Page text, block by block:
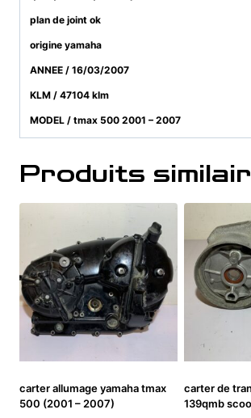
plan de joint ok
origine yamaha
ANNEE / 16/03/2007
KLM / 47104 klm
MODEL / tmax 500 2001 – 2007
Produits
carter allumage yamaha tmax
500 (2001 – 2007)
carter de
139qmb